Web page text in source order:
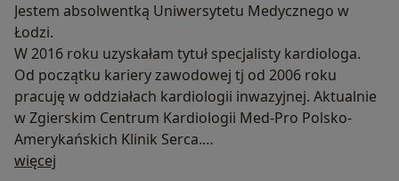
Jestem absolwentką Uniwersytetu Medycznego w
Łodzi.
W 2016 roku uzyskałam tytuł specjalisty kardiologa.
Od początku kariery zawodowej tj od 2006 roku
pracuję w oddziałach kardiologii inwazyjnej. Aktualnie
w Zgierskim Centrum Kardiologii Med-Pro Polsko-
Amerykańskich Klinik Serca.
Jestem członkiem Polskiego i Europejskiego
więcej